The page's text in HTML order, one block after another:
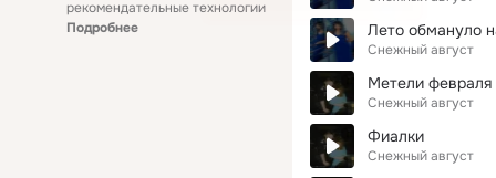
рекомендательные технологии
Подробнее
Лето обмануло
Снежный август
Метели февраля
Снежный август
Фиалки
Снежный август